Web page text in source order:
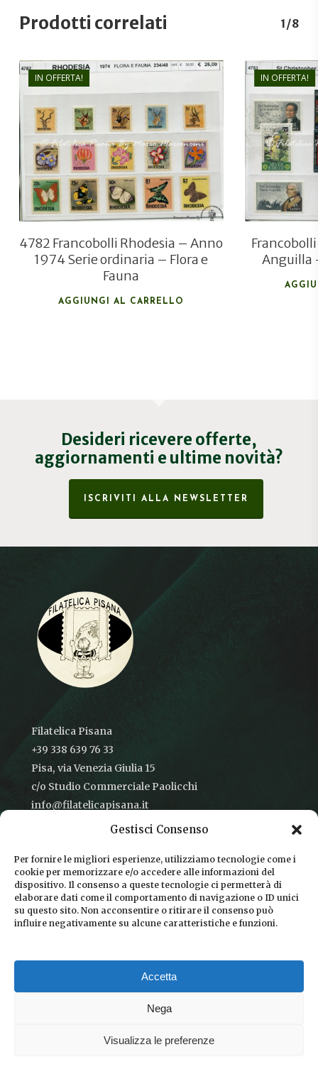
Gestisci Consenso
Per fornire le migliori esperienze, utilizziamo tecnologie come i
cookie per memorizzare e/o accedere alle informazioni del
dispositivo. Il consenso a queste tecnologie ci permetterà di
elaborare dati come il comportamento di navigazione o ID unici
su questo sito. Non acconsentire o ritirare il consenso può
influire negativamente su alcune caratteristiche e funzioni.
Accetta
Nega
Visualizza le preferenze
Prodotti correlati 1/8
IN OFFERTA!
26,00
€18,00
4782 Francobolli Rhodesia – Anno
1974 Serie ordinaria – Flora e
Fauna
AGGIUNGI AL CARRELLO
IN OFFERTA!
Anguilla
Desideri ricevere offerte,
aggiornamenti e ultime novità?
ISCRIVITI ALLA NEWSLETTER
Filatelica Pisana
+39 338 639 76 33
Pisa, via Venezia Giulia 15
c/o Studio Commerciale Paolicchi
info@filatelicapisana.it
CONDIZIONI DI VENDITA
INFORMATIVA SULLA PRIVACY
COOKIE POLICY